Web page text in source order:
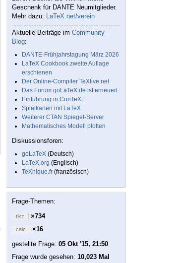
Geschenk für DANTE Neumitglieder.
Mehr dazu: LaTeX.net/verein
Aktuelle Beiträge im Community-
Blog:
DANTE-Frühjahrstagung März 2026
LaTeX Cookbook zweite Auflage
erschienen
Der Online-Compiler TeXlive.net
Das Forum goLaTeX.de ist erneuert
Einführung in ConTeXt
Spielkarten mit LaTeX
Weiterer CTAN Spiegel-Server
Mathematisches Modell plotten
Diskussionsforen:
goLaTeX (Deutsch)
LaTeX.org (Englisch)
TeXnique.fr (französisch)
Frage-Themen:
tikz ×734
calc
×16
gestellte Frage: 05 Okt '15, 21:50
Frage wurde gesehen: 10,023 Mal